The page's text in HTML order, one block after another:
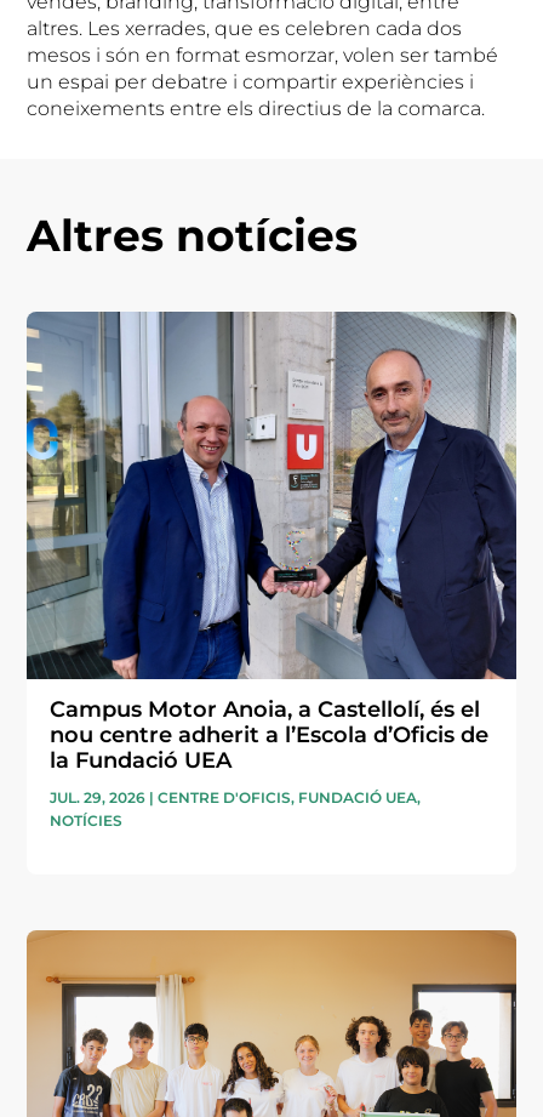
altres. Les xerrades, que es celebren cada dos
mesos i són en format esmorzar, volen ser també
un espai per debatre i compartir experiències i
coneixements entre els directius de la comarca.
Altres notícies
Campus Motor Anoia, a Castellolí, és el
nou centre adherit a l’Escola d’Oficis de
la Fundació UEA
JUL. 29, 2026 |CENTRE D'OFICIS, FUNDACIÓ UEA,
NOTÍCIES